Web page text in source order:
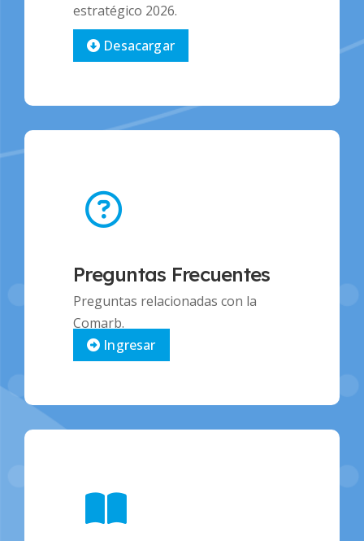
estratégico 2026.
Desacargar
Preguntas Frecuentes
Preguntas relacionadas con la
Comarb.
Ingresar